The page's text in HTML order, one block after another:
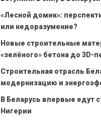
«Лесной домик»:
или недоразумение?
Новые строительные
«зелёного» бетона до 3D-
Строительная отрасль
модернизацию и
В Беларусь впервые едут
Нигерии